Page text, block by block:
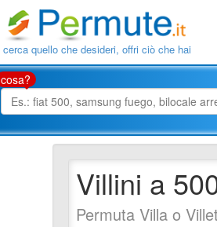
cerca quello che desideri, offri ciò che hai
cosa?
Villini a
Permuta Villa o